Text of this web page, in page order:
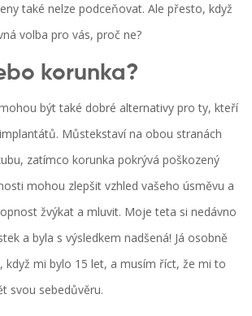
také nelze podceňovat. Ale přesto, když
volba pro vás, proč ne?
korunka?
být také dobré alternativy pro ty, kteří
Můstekstaví na obou stranách
zatímco korunka pokrývá poškozený
mohou zlepšit vzhled vašeho úsměvu a
žvýkat a mluvit. Moje teta si nedávno
a byla s výsledkem nadšená! Já osobně
když mi bylo 15 let, a musím říct, že mi to
svou sebedůvěru.